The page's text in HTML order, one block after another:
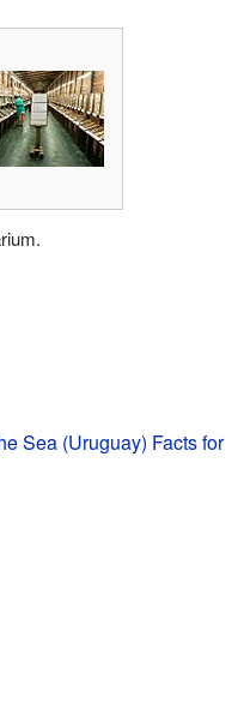
Sea (Uruguay) Facts for